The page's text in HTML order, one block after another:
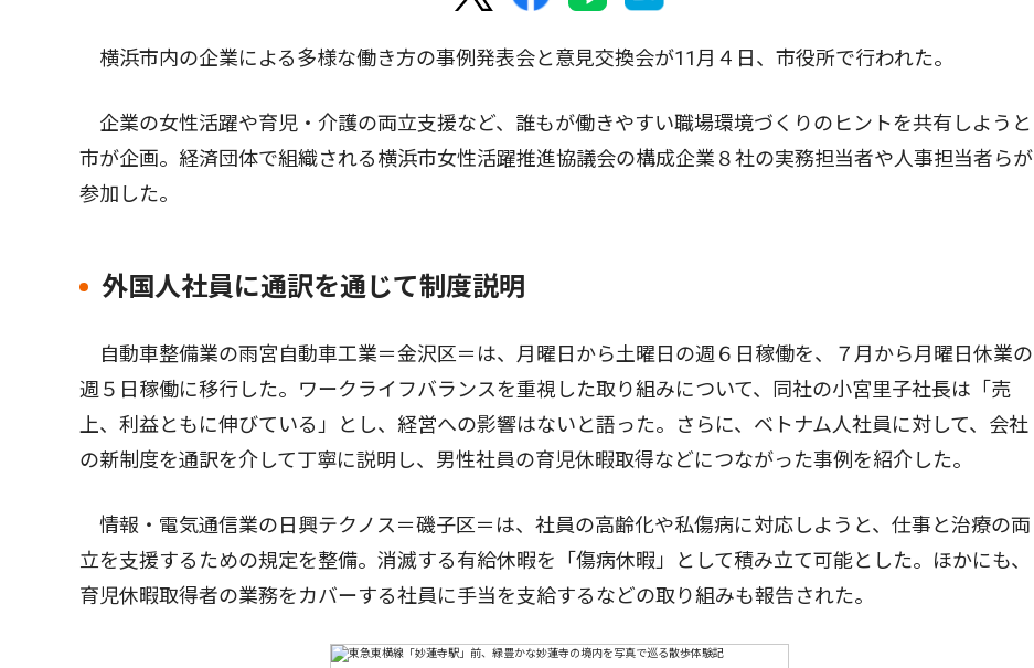
横浜市内の企業による多様な働き方の事例発表会と意見交換会が11月４日、市役所で行われた。
企業の女性活躍や育児・介護の両立支援など、誰もが働きやすい職場環境づくりのヒントを共有しようと
市が企画。経済団体で組織される横浜市女性活躍推進協議会の構成企業８社の実務担当者や人事担当者らが
参加した。
外国人社員に通訳を通じて制度説明
自動車整備業の雨宮自動車工業＝金沢区＝は、月曜日から土曜日の週６日稼働を、７月から月曜日休業の
週５日稼働に移行した。ワークライフバランスを重視した取り組みについて、同社の小宮里子社長は「売
上、利益ともに伸びている」とし、経営への影響はないと語った。さらに、ベトナム人社員に対して、会社
の新制度を通訳を介して丁寧に説明し、男性社員の育児休暇取得などにつながった事例を紹介した。
情報・電気通信業の日興テクノス＝磯子区＝は、社員の高齢化や私傷病に対応しようと、仕事と治療の両
立を支援するための規定を整備。消滅する有給休暇を「傷病休暇」として積み立て可能とした。ほかにも、
育児休暇取得者の業務をカバーする社員に手当を支給するなどの取り組みも報告された。